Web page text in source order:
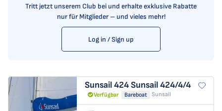
Tritt jetzt unserem Club bei und erhalte exklusive Rabatte
nur für Mitglieder – und vieles mehr!
Log in / Sign up
Sunsail 424Sunsail 424/4/4
Verfügbar Bareboat Sunsail